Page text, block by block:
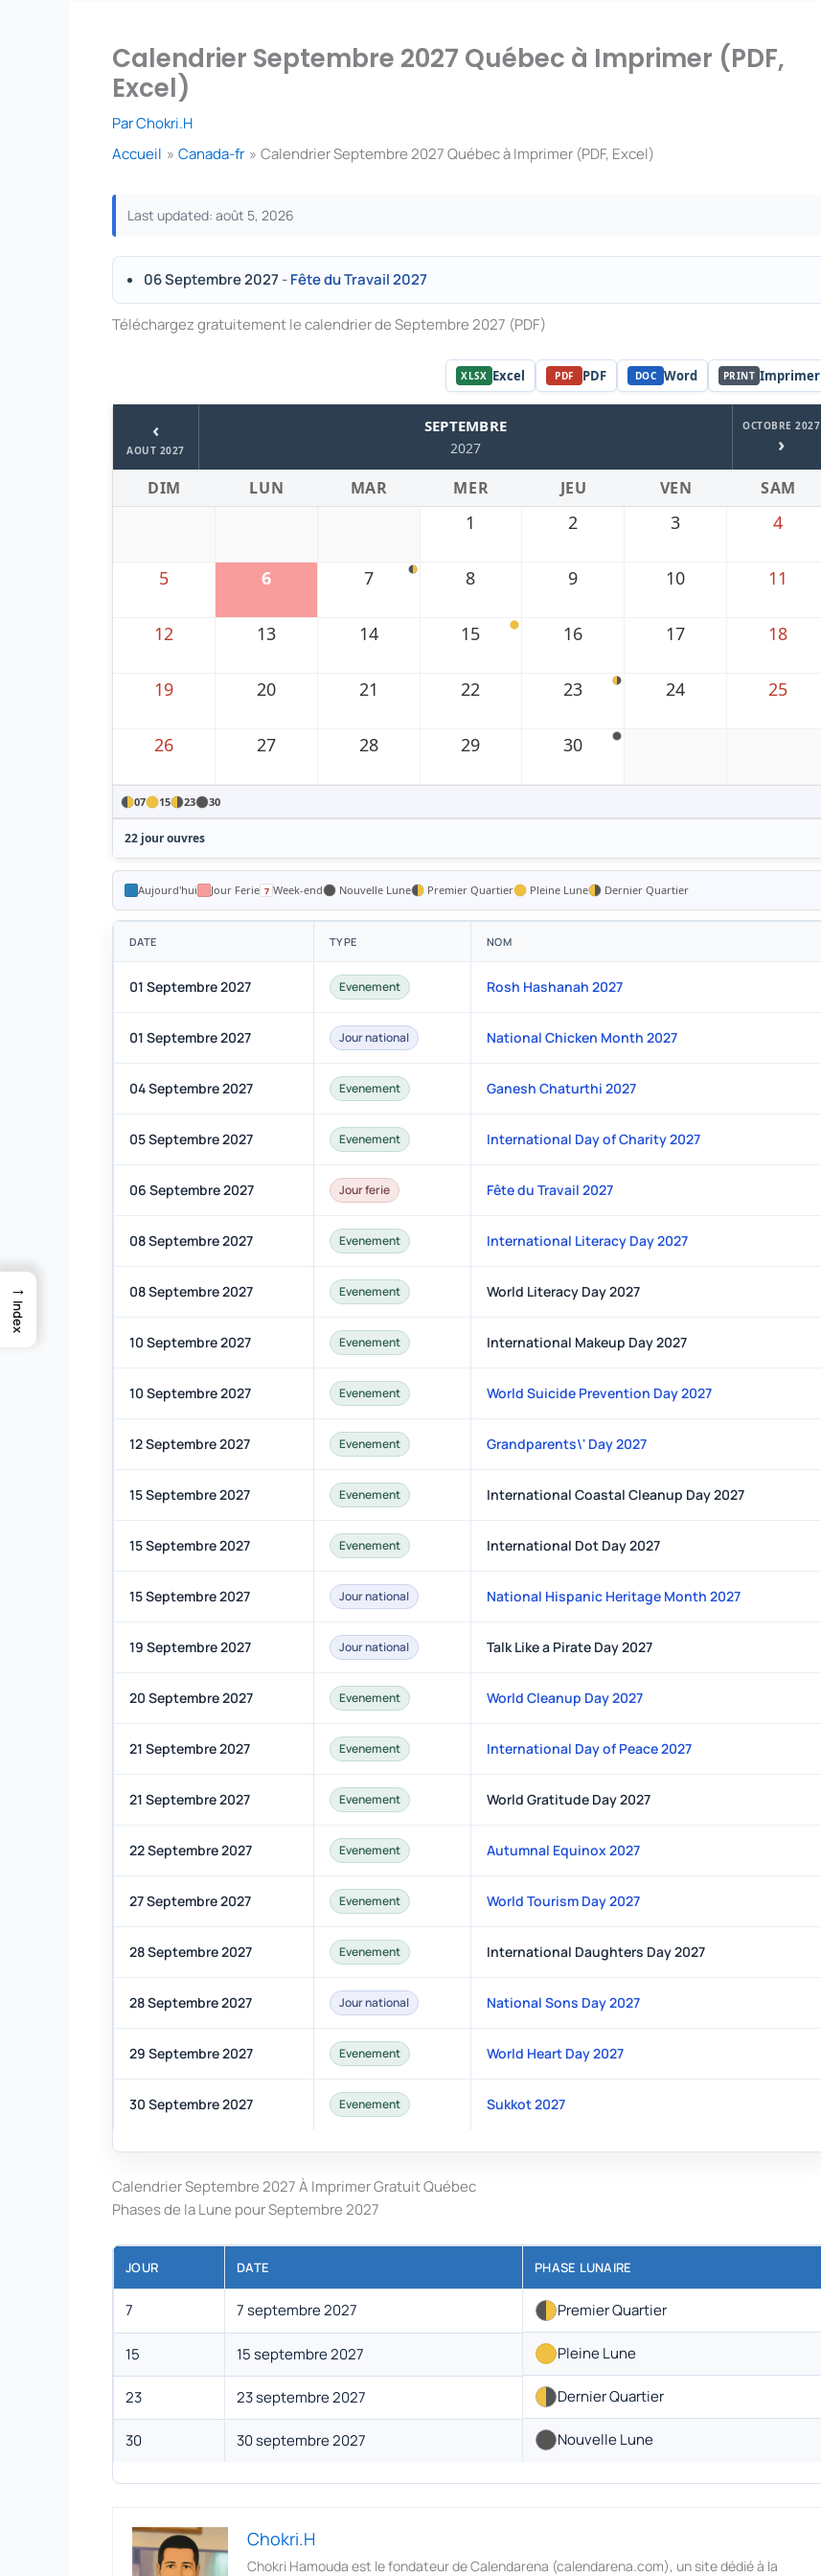
Calendrier Septembre 2027 Québec à Imprimer (PDF,
Excel)
ParChokri.H
Accueil
Canada-fr Calendrier Septembre 2027 Québec à Imprimer (PDF, Excel)
Last updated: août 5, 2026
06 Septembre 2027 -Fête du Travail 2027
Téléchargez gratuitement le calendrier de Septembre 2027 (PDF)
XLSX Excel PDF PDF DOC Word PRINT Imprimer
‹
AOUT 2027
SEPTEMBRE
2027
OCTOBRE 2027
›
DIM LUN MAR MER JEU VEN SAM
1 2 3 4
5 6 7 8 9 10 11
12 13 14 15 16 17 18
19 20 21 22 23 24 25
26 27 28 29 30
07 15 23 30
22 jour ouvres
Aujourd'hui Jour Ferie Week-end Nouvelle Lune Premier Quartier Pleine Lune Dernier Quartier
DATE TYPE NOM
01 Septembre 2027 Evenement Rosh Hashanah 2027
01 Septembre 2027 Jour national National Chicken Month 2027
04 Septembre 2027 Evenement Ganesh Chaturthi 2027
05 Septembre 2027 Evenement International Day of Charity 2027
06 Septembre 2027 Jour ferie Fête du Travail 2027
08 Septembre 2027 Evenement International Literacy Day 2027
08 Septembre 2027 Evenement World Literacy Day 2027
10 Septembre 2027 Evenement International Makeup Day 2027
10 Septembre 2027 Evenement World Suicide Prevention Day 2027
12 Septembre 2027 Evenement Grandparents\' Day 2027
15 Septembre 2027 Evenement International Coastal Cleanup Day 2027
15 Septembre 2027 Evenement International Dot Day 2027
15 Septembre 2027 Jour national National Hispanic Heritage Month 2027
19 Septembre 2027 Jour national Talk Like a Pirate Day 2027
20 Septembre 2027 Evenement World Cleanup Day 2027
21 Septembre 2027 Evenement International Day of Peace 2027
21 Septembre 2027 Evenement World Gratitude Day 2027
22 Septembre 2027 Evenement Autumnal Equinox 2027
27 Septembre 2027 Evenement World Tourism Day 2027
28 Septembre 2027 Evenement International Daughters Day 2027
28 Septembre 2027 Jour national National Sons Day 2027
29 Septembre 2027 Evenement World Heart Day 2027
30 Septembre 2027 Evenement Sukkot 2027
Calendrier Septembre 2027 À Imprimer Gratuit Québec
Phases de la Lune pour Septembre 2027
JOUR DATE PHASE LUNAIRE
7 7 septembre 2027 Premier Quartier
15 15 septembre 2027 Pleine Lune
23 23 septembre 2027 Dernier Quartier
30 30 septembre 2027 Nouvelle Lune
Chokri.H
Chokri Hamouda est le fondateur de Calendarena (calendarena.com), un site dédié à la
→
Index